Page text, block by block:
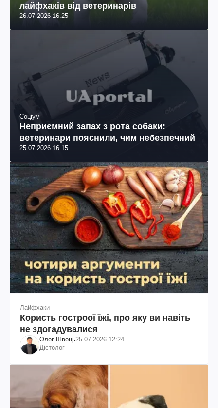
лайфхаків від ветеринарів
26.07.2026 16:25
Соціум
Неприємний запах з рота собаки:
ветеринари пояснили, чим небезпечний
25.07.2026 16:15
Лайфхаки
Користь гостроої їжі, про яку ви навіть
не здогадувалися
Олег Швець25.07.2026 12:24
Дієтолог